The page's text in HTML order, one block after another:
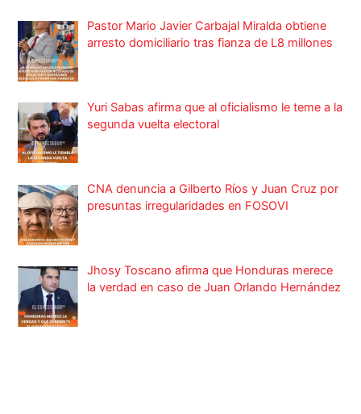
Pastor Mario Javier Carbajal Miralda obtiene
arresto domiciliario tras fianza de L8 millones
Yuri Sabas afirma que al oficialismo le teme a la
segunda vuelta electoral
CNA denuncia a Gilberto Ríos y Juan Cruz por
presuntas irregularidades en FOSOVI
Jhosy Toscano afirma que Honduras merece
la verdad en caso de Juan Orlando Hernández